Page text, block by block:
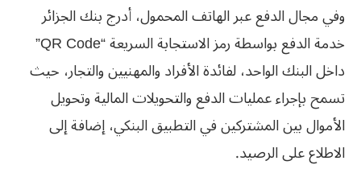
وفي مجال الدفع عبر الهاتف المحمول، أدرج بنك الجزائر
خدمة الدفع بواسطة رمز الاستجابة السريعة “QR Code”
داخل البنك الواحد، لفائدة الأفراد والمهنيين والتجار، حيث
تسمح بإجراء عمليات الدفع والتحويلات المالية وتحويل
الأموال بين المشتركين في التطبيق البنكي، إضافة إلى
الاطلاع على الرصيد.